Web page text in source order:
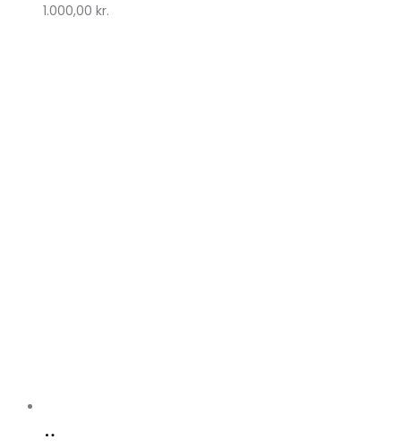
Lykke
1.000,00 kr.